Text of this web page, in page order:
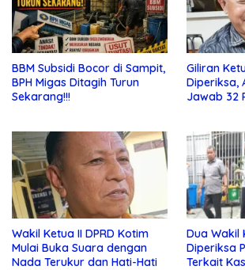
BBM Subsidi Bocor di Sampit,
BPH Migas Ditagih Turun
Sekarang!!!
Giliran
Diperiksa,
Jawab 32
Wakil Ketua II DPRD Kotim
Mulai Buka Suara dengan
Nada Terukur dan Hati-Hati
Dua Wakil
Diperiksa
Terkait